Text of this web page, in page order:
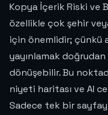
Kopya İçerik Riski ve
özellikle çok şehir
için önemlidir; çünkü
yayınlamak
dönüşebilir. Bu
niyeti haritası ve AI
Sadece tek bir